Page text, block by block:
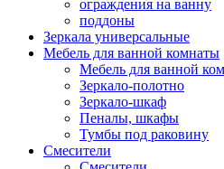
ограждения на ванну
поддоны
Зеркала универсальные
Мебель для ванной комнаты
Мебель для ванной
Зеркало-полотно
Зеркало-шкаф
Пеналы, шкафы
Тумбы под раковину
Смесители